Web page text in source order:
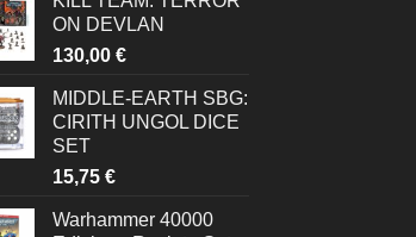
ON DEVLAN
130,00 €
MIDDLE-EARTH SBG:
CIRITH UNGOL DICE
SET
15,75 €
Warhammer 40000